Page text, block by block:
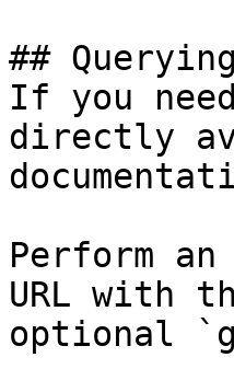
##
If you
directly
Perform
URL with
optional